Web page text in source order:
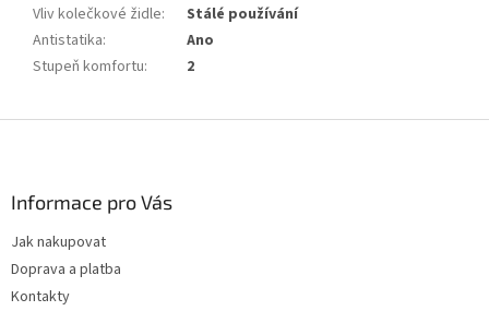
Vliv kolečkové židle:
Stálé používání
Antistatika:
Ano
Stupeň komfortu: 2
Informace pro Vás
Jak nakupovat
Doprava a platba
Kontakty